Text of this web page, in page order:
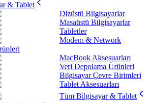
& Tablet
Dizüstü Bilgisayarlar
Masaüstü Bilgisayarlar
Tabletler
Modem & Network
MacBook Aksesuarları
Veri Depolama Ürünleri
Bilgisayar Çevre Birimleri
Tablet Aksesuarları
Tüm Bilgisayar & Tablet